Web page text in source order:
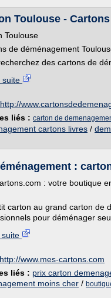
Toulouse -
Toulouse
de déménagement
des cartons de
suite
http://
liés : carton de
cartons livres /
:
: votre boutique
carton au grand carton de
pour déménager
suite
http://www.mes-cartons.com
liés : prix carton
moins cher /